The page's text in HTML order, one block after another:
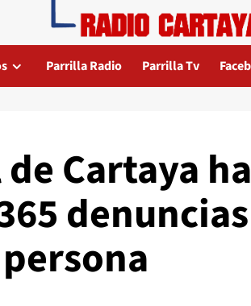
Parrilla Radio Parrilla Tv
Cartaya ha